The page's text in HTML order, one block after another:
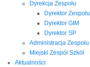
Dyrekcja Zespołu
Dyrektor Zespołu
Dyrektor GIM
Dyrektor SP
Administracja Zespołu
Miejski Zespół Szkół
Aktualności